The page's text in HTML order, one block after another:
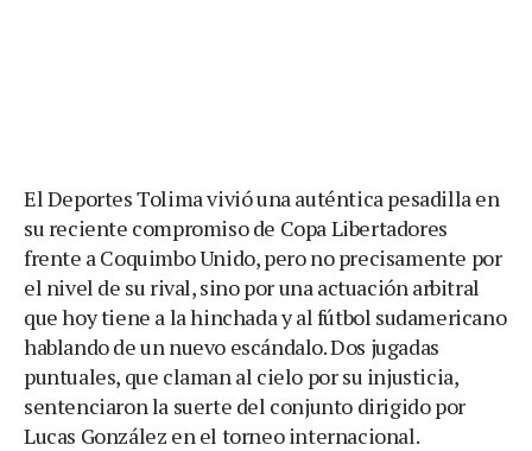
El Deportes Tolima vivió una auténtica pesadilla en
su reciente compromiso de Copa Libertadores
frente a Coquimbo Unido, pero no precisamente por
el nivel de su rival, sino por una actuación arbitral
que hoy tiene a la hinchada y al fútbol sudamericano
hablando de un nuevo escándalo. Dos jugadas
puntuales, que claman al cielo por su injusticia,
sentenciaron la suerte del conjunto dirigido por
Lucas González en el torneo internacional.